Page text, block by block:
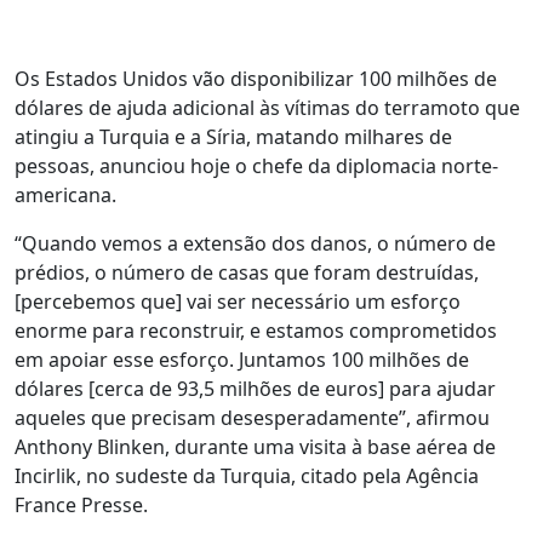
Os Estados Unidos vão disponibilizar 100 milhões de
dólares de ajuda adicional às vítimas do terramoto que
atingiu a Turquia e a Síria, matando milhares de
pessoas, anunciou hoje o chefe da diplomacia norte-
americana.
“Quando vemos a extensão dos danos, o número de
prédios, o número de casas que foram destruídas,
[percebemos que] vai ser necessário um esforço
enorme para reconstruir, e estamos comprometidos
em apoiar esse esforço. Juntamos 100 milhões de
dólares [cerca de 93,5 milhões de euros] para ajudar
aqueles que precisam desesperadamente”, afirmou
Anthony Blinken, durante uma visita à base aérea de
Incirlik, no sudeste da Turquia, citado pela Agência
France Presse.